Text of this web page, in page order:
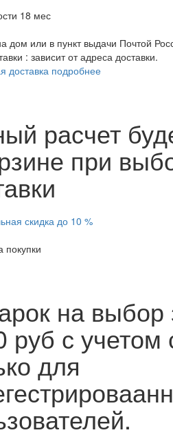
18 мес
дом или в пункт выдачи Почтой
: зависит от адреса доставки.
доставка подробнее
расчет
при
скидка до 10 %
покупки
на выбор
руб с учетом
для